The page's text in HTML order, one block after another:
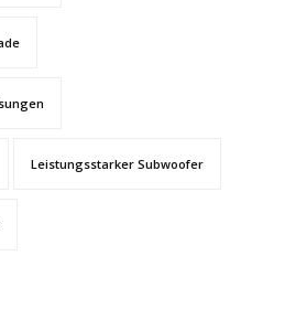
Leistungsstarker Subwoofer